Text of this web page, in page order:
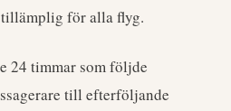
för alla flyg.
24 timmar som följde
till efterföljande